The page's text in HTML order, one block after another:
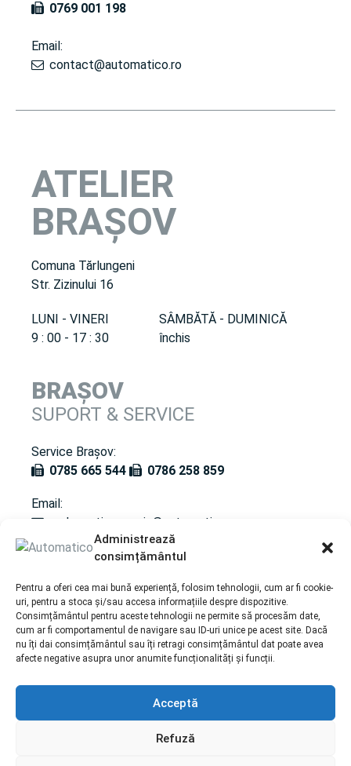
Administrează
consimțământul
Pentru a oferi cea mai bună experiență, folosim tehnologii, cum ar fi cookie-
uri, pentru a stoca și/sau accesa informațiile despre dispozitive.
Consimțământul pentru aceste tehnologii ne permite să procesăm date,
cum ar fi comportamentul de navigare sau ID-uri unice pe acest site. Dacă
nu îți dai consimțământul sau îți retragi consimțământul dat poate avea
afecte negative asupra unor anumite funcționalități și funcții.
Acceptă
Refuză
0769 001 198
Email:
contact@automatico.ro
ATELIER
BRAȘOV
Comuna Tărlungeni
Str. Zizinului 16
LUNI - VINERI
9 : 00 - 17 : 30
SÂMBĂTĂ - DUMINICĂ
închis
BRAȘOV
SUPORT & SERVICE
Service Brașov:
0785 665 544
0786 258 859
Email:
andreea.tismonariu@automatico.ro
SERVICII
Întreținere / Revizie cutie automată
Recondiționare cutii de transfer
Prelucrarea datelor cu caracter
Copyright © 2026 automatico.ro Toate drepturile